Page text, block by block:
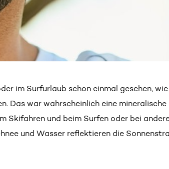
im Surfurlaub schon einmal gesehen,
Das war wahrscheinlich eine
Skifahren und beim Surfen oder bei
und Wasser reflektieren die